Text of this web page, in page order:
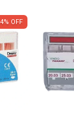
4% OFF